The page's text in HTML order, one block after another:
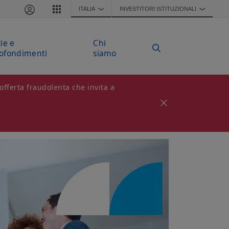
ITALIA ❯ INVESTITORI ISTITUZIONALI ❯
e
Chi
siamo
fraudolenta che invita a